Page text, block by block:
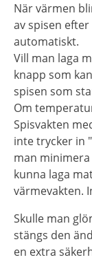
När värmen
av spisen
automatiskt.
Vill man laga
knapp som
spisen som
Om
Spisvakten
inte trycker in
man
kunna laga
värmevakten.
Skulle man
stängs den
en extra